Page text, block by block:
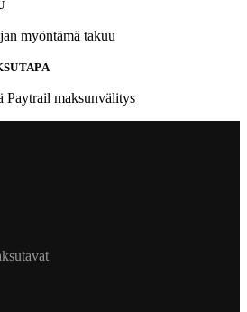
myöntämä takuu
Paytrail maksunvälitys